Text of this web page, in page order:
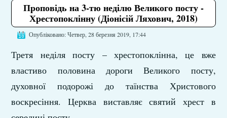
Проповідь на 3-тю неділю Великого посту -
Хрестопоклінну (Діонісій Ляхович, 2018)
Опубліковано: Четвер, 28 березня 2019, 17:44
Третя неділя посту – хрестопоклінна, це вже
властиво половина дороги Великого посту,
духовної подорожі до таїнства Христового
воскресіння. Церква виставляє святий хрест в